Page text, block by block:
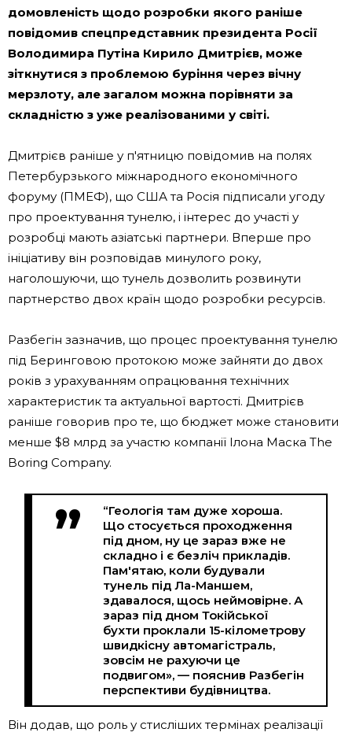
домовленість щодо розробки якого раніше
повідомив спецпредставник президента Росії
Володимира Путіна Кирило Дмитрієв, може
зіткнутися з проблемою буріння через вічну
мерзлоту, але загалом можна порівняти за
складністю з уже реалізованими у світі.
Дмитрієв раніше у п'ятницю повідомив на полях
Петербурзького міжнародного економічного
форуму (ПМЕФ), що США та Росія підписали угоду
про проектування тунелю, і інтерес до участі у
розробці мають азіатські партнери. Вперше про
ініціативу він розповідав минулого року,
наголошуючи, що тунель дозволить розвинути
партнерство двох країн щодо розробки ресурсів.
Разбегін зазначив, що процес проектування тунелю
під Беринговою протокою може зайняти до двох
років з урахуванням опрацювання технічних
характеристик та актуальної вартості. Дмитрієв
раніше говорив про те, що бюджет може становити
менше $8 млрд за участю компанії Ілона Маска The
Boring Company.
“Геологія там дуже хороша.
Що стосується проходження
під дном, ну це зараз вже не
складно і є безліч прикладів.
Пам'ятаю, коли будували
тунель під Ла-Маншем,
здавалося, щось неймовірне. А
зараз під дном Токійської
бухти проклали 15-кілометрову
швидкісну автомагістраль,
зовсім не рахуючи це
подвигом», — пояснив Разбегін
перспективи будівництва.
Він додав, що роль у стисліших термінах реалізації